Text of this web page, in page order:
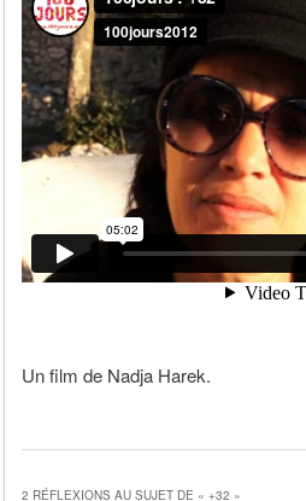
Un film de Nadja Harek.
2 RÉFLEXIONS AU SUJET DE « +32 »